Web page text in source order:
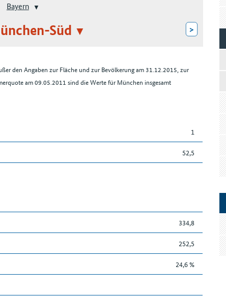
Bayern
Süd >
den Angaben zur Fläche und zur Bevölkerung am 31.12.2015, zur
am 09.05.2011 sind die Werte für München insgesamt
1
52,5
334,8
252,5
24,6 %